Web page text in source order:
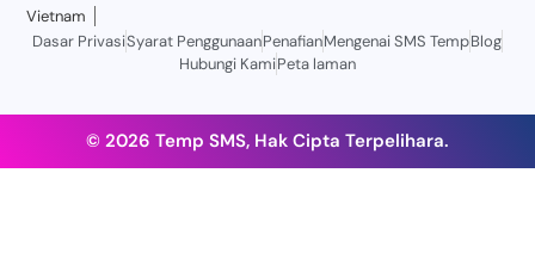
Vietnam
Dasar PrivasiSyarat PenggunaanPenafianMengenai SMS TempBlog
Hubungi KamiPeta laman
© 2026 Temp SMS, Hak Cipta Terpelihara.